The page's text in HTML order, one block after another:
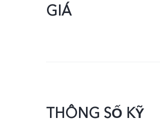
GIÁ
THÔNG SỐ KỸ